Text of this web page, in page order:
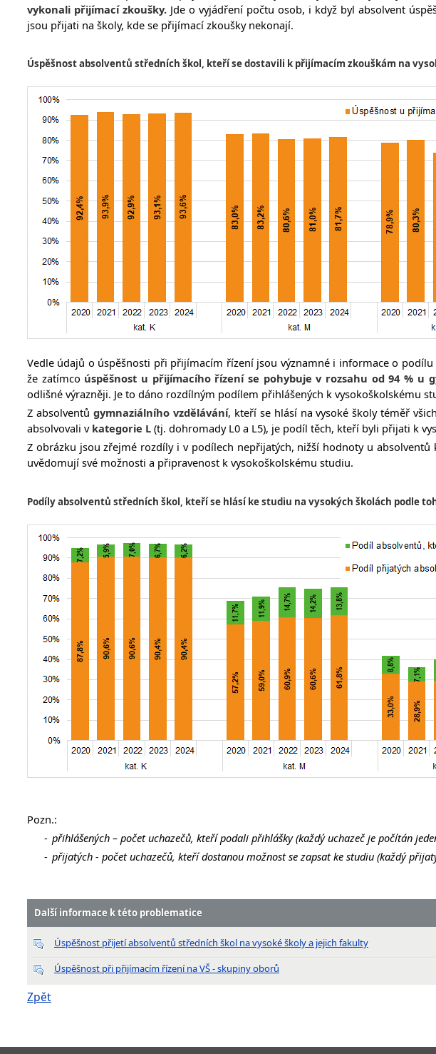
vykonali přijímací zkoušky. Jde o vyjádření počtu osob, i když byl absolvent
jsou přijati na školy, kde se přijímací zkoušky nekonají.
Úspěšnost absolventů středních škol, kteří se dostavili k přijímacím zkouškám na
Vedle údajů o úspěšnosti při přijímacím řízení jsou významné i informace o
že zatímco úspěšnost u přijímacího řízení se pohybuje v rozsahu od 94 % u
odlišné výrazněji. Je to dáno rozdílným podílem přihlášených k vysokoškolskému
Z absolventů gymnaziálního vzdělávání, kteří se hlásí na vysoké školy téměř
absolvovali v kategorie L (tj. dohromady L0 a L5), je podíl těch, kteří byli přijati k
Z obrázku jsou zřejmé rozdíly i v podílech nepřijatých, nižší hodnoty u
uvědomují své možnosti a připravenost k vysokoškolskému studiu.
Podíly absolventů středních škol, kteří se hlásí ke studiu na vysokých školách podle
Pozn.:
- přihlášených – počet uchazečů, kteří podali přihlášky (každý uchazeč je počítán
- přijatých - počet uchazečů, kteří dostanou možnost se zapsat ke studiu (každý
Další informace k této problematice
Úspěšnost přijetí absolventů středních škol na vysoké školy a jejich fakulty
Úspěšnost při přijímacím řízení na VŠ - skupiny oborů
Zpět